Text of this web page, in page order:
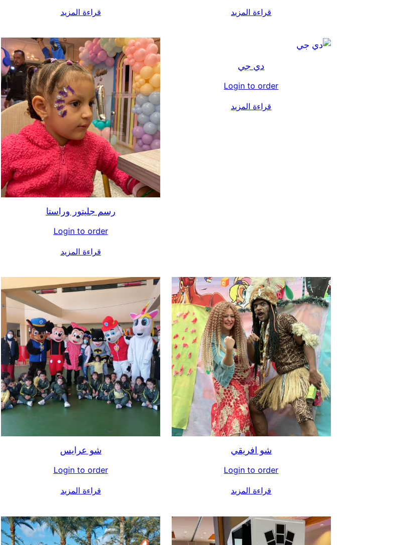
قراءة المزيد قراءة المزيد
دي جي
Login to order
قراءة المزيد
رسم جليتور وراستا
Login to order
قراءة المزيد
شو افريقي
Login to order
قراءة المزيد
شو عرايس
Login to order
قراءة المزيد